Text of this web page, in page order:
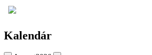
Kalendár